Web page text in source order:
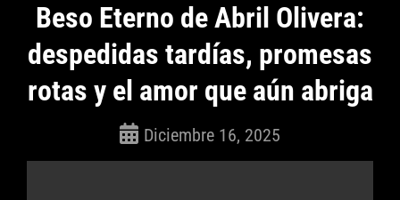
Beso Eterno de Abril Olivera:
despedidas tardías, promesas
rotas y el amor que aún abriga
Diciembre 16, 2025